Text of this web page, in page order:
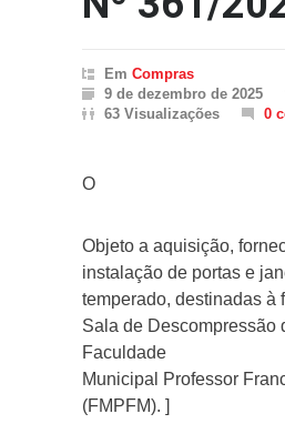
Em Compras
9 de dezembro de 2025
63 Visualizações
0
O
Objeto a aquisição,
instalação de portas e
temperado, destinadas à
Sala de Descompressão
Faculdade
Municipal Professor
(FMPFM). ]